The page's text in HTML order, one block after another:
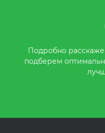
Подробно
подберем